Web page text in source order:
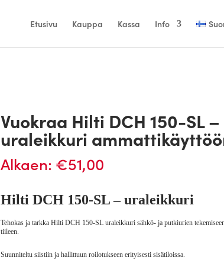
Etusivu Kauppa Kassa Info
Vuokraa Hilti DCH 150-SL –
uraleikkuri
Alkaen: €51,00
Hilti DCH 150-SL – uraleikkuri
Tehokas ja tarkka Hilti DCH 150-SL uraleikkuri sähkö- ja putkiurien
tiileen.
Suunniteltu siistiin ja hallittuun roilotukseen erityisesti sisätiloissa.